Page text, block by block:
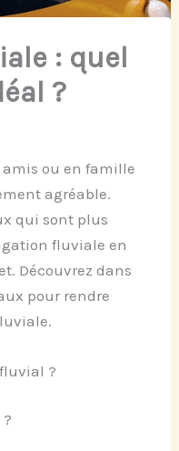
: quel
?
ou en famille
agréable.
qui sont plus
fluviale en
Découvrez dans
pour rendre
?